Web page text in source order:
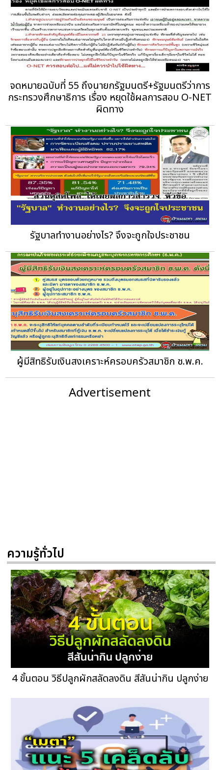
จดหมายฉบับที่ 55 ถึงนายกรัฐมนตรี+รัฐมนตรีว่าการ
กระทรวงศึกษาธิการ เรื่อง หยุดใช้ผลการสอบ O-NET
ผิดทาง
รัฐบาลทำงานอย่างไร? จึงจะถูกใจประชาชน
ผู้มีสิทธิรับเงินสงเคราะห์ครอบครัวสมาชิก ช.พ.ค.
Advertisement
ความรู้ทั่วไป
4 ขั้นตอน วิธีปลูกผักสลัดลงดิน สีสันน่ากิน ปลูกง่าย